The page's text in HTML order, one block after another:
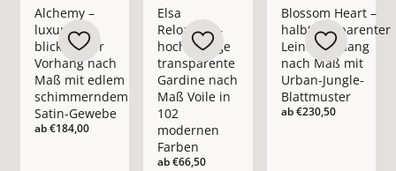
Alchemy –
luxuriöser
blickdichter
Vorhang nach
Maß mit edlem
schimmerndem
Satin-Gewebe
ab€184,00
Elsa
Reloaded –
hochwertige
transparente
Gardine nach
Maß Voile in
102
modernen
Farben
ab€66,50
Blossom Heart –
halbtransparenter
Leinenvorhang
nach Maß mit
Urban-Jungle-
Blattmuster
ab€230,50